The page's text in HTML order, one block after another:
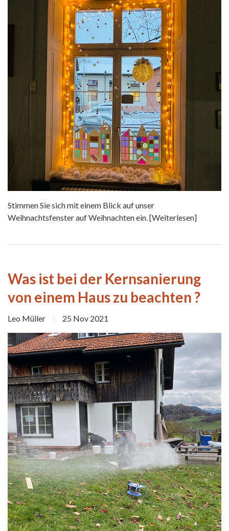
Stimmen Sie sich mit einem Blick auf unser
Weihnachtsfenster auf Weihnachten ein.[Weiterlesen]
Leo Müller 25 Nov 2021
Was ist bei der Kernsanierung
von einem Haus zu beachten ?